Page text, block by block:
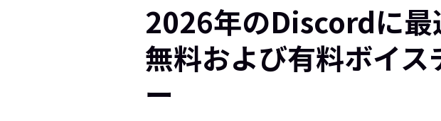
2026年のDiscordに最
無料および有料ボイス
ー